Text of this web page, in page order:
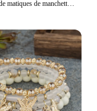
Ensemble de matiques de manchette géométriques en or carillon pour femmes, bague en métal, réglable, bijoux de doigt, document, mode, nouveau, 2024, 10 pièces, ensemble